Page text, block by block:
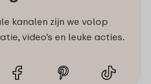
kanalen zijn we volop
video’s en leuke acties.